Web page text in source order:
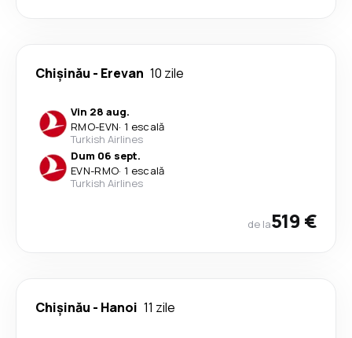
Chişinău - Erevan 10 zile
Vin 28 aug.
RMO-EVN· 1 escală
Turkish Airlines
Dum 06 sept.
EVN-RMO· 1 escală
Turkish Airlines
de la519 €
Chişinău - Hanoi 11 zile